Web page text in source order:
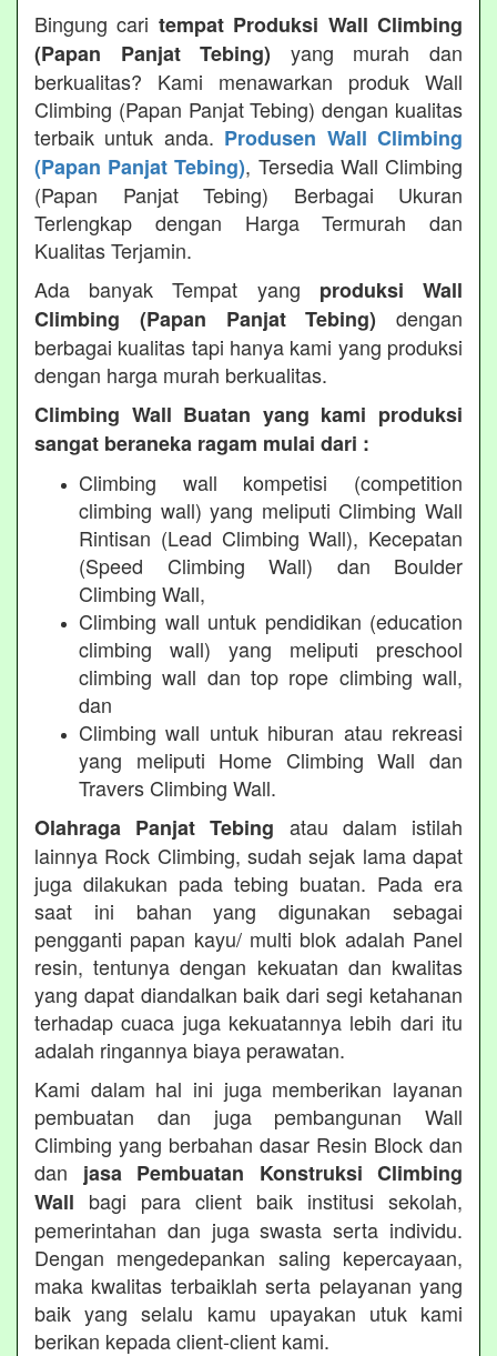
Bingung cari tempat Produksi Wall Climbing
(Papan Panjat Tebing) yang murah dan
berkualitas? Kami menawarkan produk Wall
Climbing (Papan Panjat Tebing) dengan kualitas
terbaik untuk anda. Produsen Wall Climbing
(Papan Panjat Tebing), Tersedia Wall Climbing
(Papan Panjat Tebing) Berbagai Ukuran
Terlengkap dengan Harga Termurah dan
Kualitas Terjamin.
Ada banyak Tempat yang produksi Wall
Climbing (Papan Panjat Tebing) dengan
berbagai kualitas tapi hanya kami yang produksi
dengan harga murah berkualitas.
Climbing Wall Buatan yang kami produksi
sangat beraneka ragam mulai dari :
Climbing wall kompetisi (competition
climbing wall) yang meliputi Climbing Wall
Rintisan (Lead Climbing Wall), Kecepatan
(Speed Climbing Wall) dan Boulder
Climbing Wall,
Climbing wall untuk pendidikan (education
climbing wall) yang meliputi preschool
climbing wall dan top rope climbing wall,
dan
Climbing wall untuk hiburan atau rekreasi
yang meliputi Home Climbing Wall dan
Travers Climbing Wall.
Olahraga Panjat Tebing atau dalam istilah
lainnya Rock Climbing, sudah sejak lama dapat
juga dilakukan pada tebing buatan. Pada era
saat ini bahan yang digunakan sebagai
pengganti papan kayu/ multi blok adalah Panel
resin, tentunya dengan kekuatan dan kwalitas
yang dapat diandalkan baik dari segi ketahanan
terhadap cuaca juga kekuatannya lebih dari itu
adalah ringannya biaya perawatan.
Kami dalam hal ini juga memberikan layanan
pembuatan dan juga pembangunan Wall
Climbing yang berbahan dasar Resin Block dan
dan jasa Pembuatan Konstruksi Climbing
Wall bagi para client baik institusi sekolah,
pemerintahan dan juga swasta serta individu.
Dengan mengedepankan saling kepercayaan,
maka kwalitas terbaiklah serta pelayanan yang
baik yang selalu kamu upayakan utuk kami
berikan kepada client-client kami.